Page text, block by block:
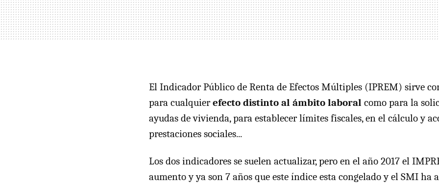
El Indicador Público de Renta de Efectos Múltiples (IPREM) sirve
para cualquierefecto distinto al ámbito laboral como para la
ayudas de vivienda, para establecer límites fiscales, en el cálculo y
prestaciones sociales...
Los dos indicadores se suelen actualizar, pero en el año 2017 el
aumento y ya son 7 años que este índice esta congelado y el SMI ha